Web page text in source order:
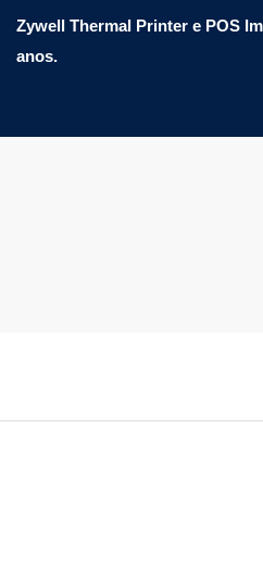
Zywell Thermal Printer e POS
anos.